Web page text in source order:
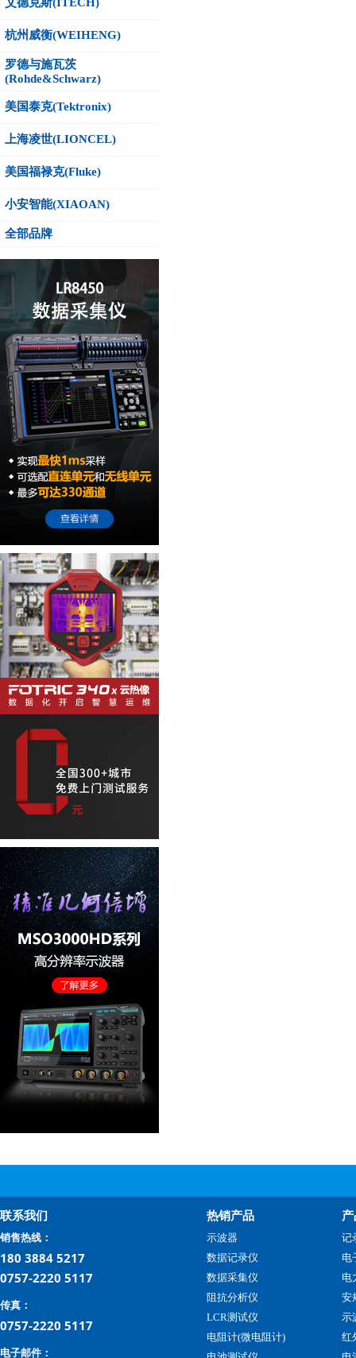
杭州威衡(WEIHENG)
罗德与施瓦茨
(Rohde&Schwarz)
美国泰克(Tektronix)
上海凌世(LIONCEL)
美国福禄克(Fluke)
小安智能(XIAOAN)
全部品牌
联系我们
销售热线：
180 3884 5217
0757-2220 5117
传真：
0757-2220 5117
电子邮件：
热销产品
示波器
数据记录仪
数据采集仪
阻抗分析仪
LCR测试仪
电阻计(微电阻计)
记
电
电
安
示
红